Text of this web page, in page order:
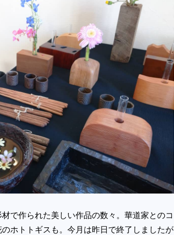
で作られた美しい作品の数々。華道家とのコ
ホトトギスも。今月は昨日で終了しましたが